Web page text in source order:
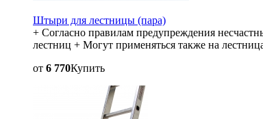
Штыри для лестницы (пара)
+ Согласно правилам предупреждения
лестниц + Могут применяться также на
от 6 770Купить